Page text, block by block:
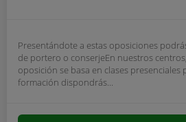
Presentándote a estas oposiciones
de portero o conserjeEn nuestros
oposición se basa en clases presenciales
formación dispondrás...